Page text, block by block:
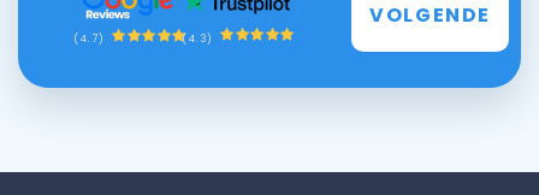
(4.7) (4.3)
VOLGENDE